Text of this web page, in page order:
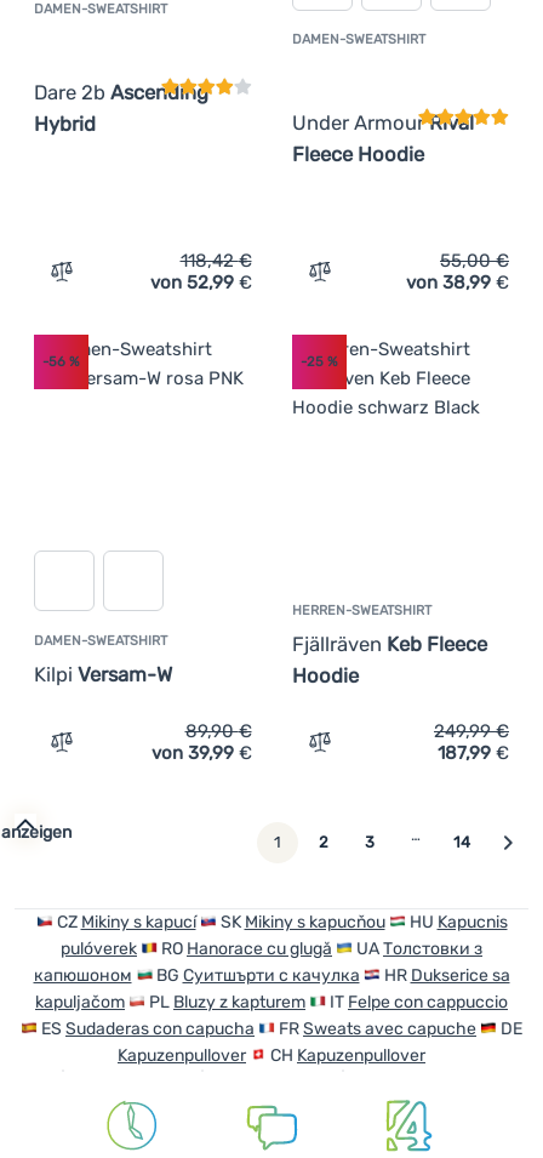
DAMEN-SWEATSHIRT
Dare 2b Ascending
Hybrid
Kundenbewertung
Zum Vergleich 'Damen-Sweatshirt Dare 2b Ascending
118,42€
von 52,99 €
DAMEN-SWEATSHIRT
Under ArmourRival
Fleece Hoodie
Zum Vergleich 'Damen-
55,00€
von 38,99 €
DAMEN-SWEATSHIRT
Kilpi Versam-W
-56 %
Zum Vergleich 'Damen-Sweatshirt Kilpi Versam-W'
89,90€
von 39,99 €
HERREN-SWEATSHIRT
Fjällräven Keb Fleece
Hoodie
-25%
Zum Vergleich 'Herren-
249,99€
187,99 €
1 2 3 … 14 weiter
CZ Mikiny s kapucí SK Mikiny s kapucňou HU Kapucnis
pulóverek
RO Hanorace cu glugă UAТолстовки з
капюшоном
BG Суитшърти с качулка HR Dukserice sa
kapuljačom
PL Bluzy z kapturem IT Felpe con cappuccio
ES Sudaderas con capucha FRSweats avec capuche
DE
Kapuzenpullover
CH Kapuzenpullover